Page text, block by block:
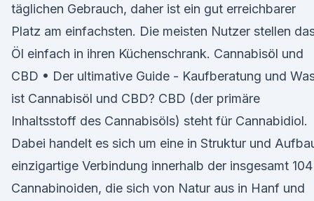
täglichen Gebrauch, daher ist ein gut erreichbarer
Platz am einfachsten. Die meisten Nutzer stellen
Öl einfach in ihren Küchenschrank. Cannabisöl und
CBD • Der ultimative Guide - Kaufberatung und
ist Cannabisöl und CBD? CBD (der primäre
Inhaltsstoff des Cannabisöls) steht für Cannabidiol.
Dabei handelt es sich um eine in Struktur und
einzigartige Verbindung innerhalb der insgesamt 104
Cannabinoiden, die sich von Natur aus in Hanf und